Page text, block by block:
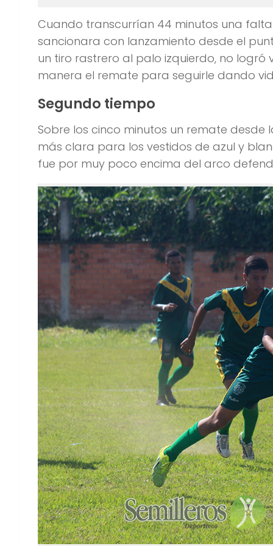
Cuando transcurrían 44 minutos una
sancionara con lanzamiento desde el
un tiro rastrero al palo izquierdo, no
manera el remate para seguirle dando
Segundo tiempo
Sobre los cinco minutos un remate
más clara para los vestidos de azul y
fue por muy poco encima del arco